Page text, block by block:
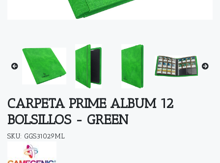
CARPETA PRIME ALBUM 12
BOLSILLOS - GREEN
SKU: GGS31029ML